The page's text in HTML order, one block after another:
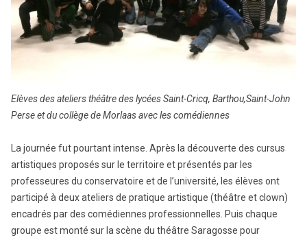
Elèves des ateliers théâtre des lycées Saint-Cricq, Barthou,Saint-John
Perse et du collège de Morlaas avec les comédiennes
La journée fut pourtant intense. Après la découverte des cursus
artistiques proposés sur le territoire et présentés par les
professeures du conservatoire et de l’université, les élèves ont
participé à deux ateliers de pratique artistique (théâtre et clown)
encadrés par des comédiennes professionnelles. Puis chaque
groupe est monté sur la scène du théâtre Saragosse pour